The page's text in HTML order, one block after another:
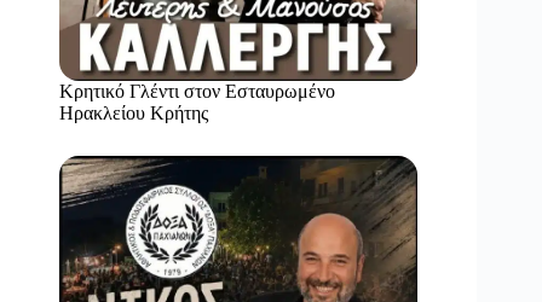
Κρητικό Γλέντι στον Εσταυρωμένο
Ηρακλείου Κρήτης